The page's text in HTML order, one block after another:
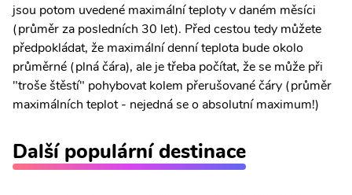
jsou potom uvedené maximální teploty v daném měsíci
(průměr za posledních 30 let). Před cestou tedy můžete
předpokládat, že maximální denní teplota bude okolo
průměrné (plná čára), ale je třeba počítat, že se může při
"troše štěstí" pohybovat kolem přerušované čáry (průměr
maximálních teplot - nejedná se o absolutní maximum!)
Další populární destinace